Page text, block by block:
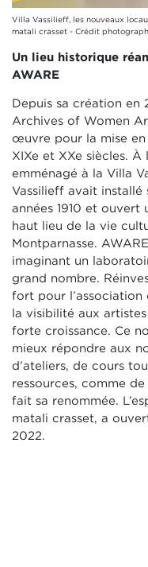
Villa Vassilieff, les nouveaux
matali crasset - Crédit
Un lieu historique
AWARE
Depuis sa création en
Archives of Women
œuvre pour la mise en
XIXe et XXe siècles. À
emménagé à la Villa
Vassilieff avait
années 1910 et ouvert
haut lieu de la vie
Montparnasse.
imaginant un
grand nombre.
fort pour
la visibilité aux
forte croissance. Ce
mieux répondre aux
d’ateliers, de cours
ressources, comme
fait sa renommée.
matali crasset, a
2022.